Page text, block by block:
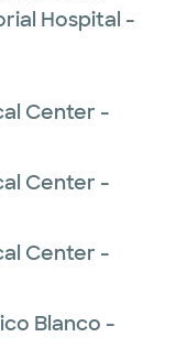
Hospital -
Center -
Center -
Center -
Blanco -